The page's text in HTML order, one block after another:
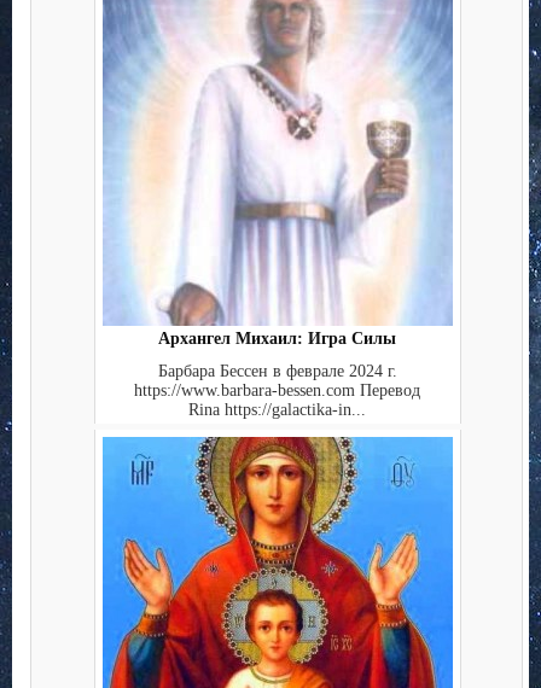
Архангел Михаил: Игра Силы
Барбара Бессен в феврале 2024 г.
https://www.barbara-bessen.com Перевод
Rina https://galactika-in...